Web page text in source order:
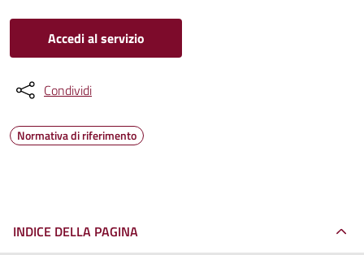
Accedi al servizio
Condividi
Normativa di riferimento
INDICE DELLA PAGINA